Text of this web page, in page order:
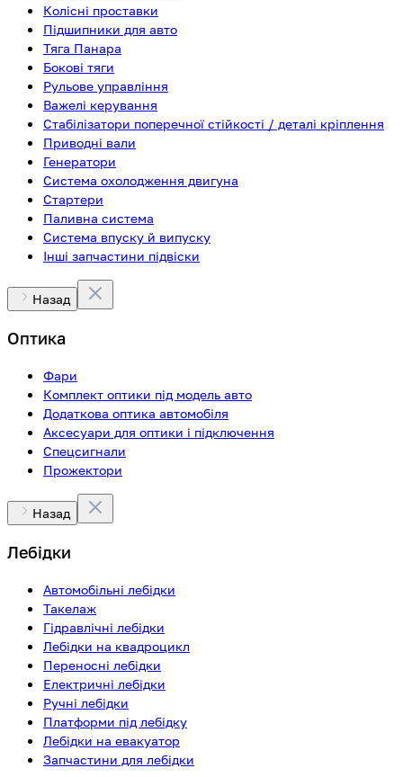
Колісні проставки
Підшипники для авто
Тяга Панара
Бокові тяги
Рульове управління
Важелі керування
Стабілізатори поперечної стійкості / деталі кріплення
Приводні вали
Генератори
Система охолодження двигуна
Стартери
Паливна система
Система впуску й випуску
Інші запчастини підвіски
Назад
Оптика
Фари
Комплект оптики під модель авто
Додаткова оптика автомобіля
Аксесуари для оптики і підключення
Спецсигнали
Прожектори
Назад
Лебідки
Автомобільні лебідки
Такелаж
Гідравлічні лебідки
Лебідки на квадроцикл
Переносні лебідки
Електричні лебідки
Ручні лебідки
Платформи під лебідку
Лебідки на евакуатор
Запчастини для лебідки